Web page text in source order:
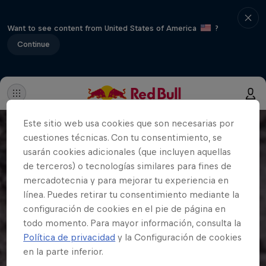
Want to see content from United States of America
?
Continue
Este sitio web usa cookies que son necesarias por
cuestiones técnicas. Con tu consentimiento, se
usarán cookies adicionales (que incluyen aquellas
de terceros) o tecnologías similares para fines de
mercadotecnia y para mejorar tu experiencia en
línea. Puedes retirar tu consentimiento mediante la
configuración de cookies en el pie de página en
todo momento. Para mayor información, consulta la
Política de privacidad y la Configuración de cookies
en la parte inferior.